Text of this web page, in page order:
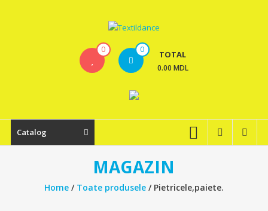
Textildance.md
0 0 TOTAL
0.00 MDL
Catalog
MAGAZIN
Home/ Toate produsele/ Pietricele,paiete.